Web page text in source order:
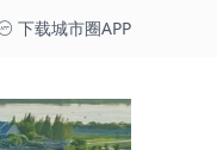
下载城市圈APP